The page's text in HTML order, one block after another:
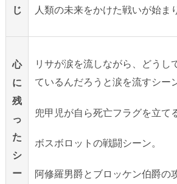
じ
人類の未来をかけた戦いが始ま
心
に
残
っ
た
シ
ー
リサが涙を流しながら、どうし
ているんだろうと涙を流すシーン
兜甲児が自ら死亡フラグを立て
ボスボロットの戦闘シーン。
阿修羅男爵とブロッケン伯爵の